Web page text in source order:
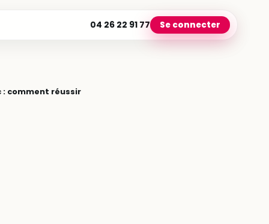
04 26 22 91 77 Se connecter
: comment réussir